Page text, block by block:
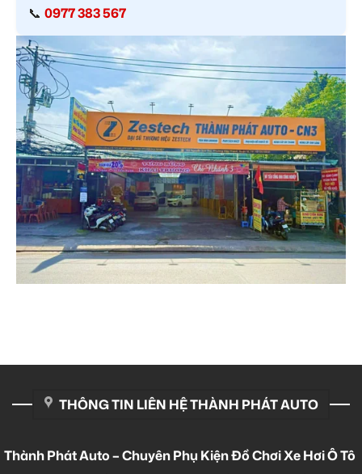
📞 0977 383 567
THÔNG TIN LIÊN HỆ THÀNH PHÁT AUTO
Thành Phát Auto – Chuyên Phụ Kiện Đồ Chơi Xe Hơi Ô Tô